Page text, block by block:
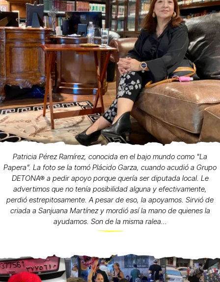
Patricia Pérez Ramírez, conocida en el bajo mundo como "La
Papera". La foto se la tomó Plácido Garza, cuando acudió a Grupo
DETONA® a pedir apoyo porque quería ser diputada local. Le
advertimos que no tenía posibilidad alguna y efectivamente,
perdió estrepitosamente. A pesar de eso, la apoyamos. Sirvió de
criada a Sanjuana Martínez y mordió así la mano de quienes la
ayudamos. Son de la misma ralea...